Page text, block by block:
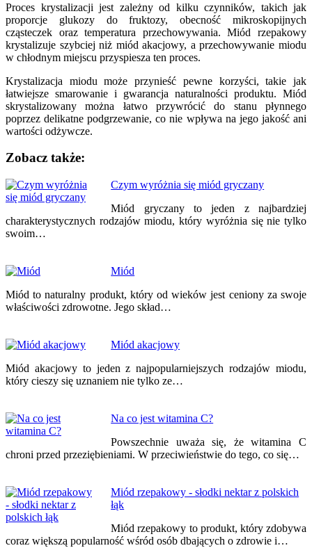
Proces krystalizacji jest zależny od kilku czynników, takich jak
proporcje glukozy do fruktozy, obecność mikroskopijnych
cząsteczek oraz temperatura przechowywania. Miód rzepakowy
krystalizuje szybciej niż miód akacjowy, a przechowywanie miodu
w chłodnym miejscu przyspiesza ten proces.
Krystalizacja miodu może przynieść pewne korzyści, takie jak
łatwiejsze smarowanie i gwarancja naturalności produktu. Miód
skrystalizowany można łatwo przywrócić do stanu płynnego
poprzez delikatne podgrzewanie, co nie wpływa na jego jakość ani
wartości odżywcze.
Zobacz także:
Czym wyróżnia się miód gryczany
Miód gryczany to jeden z najbardziej
charakterystycznych rodzajów miodu, który wyróżnia się nie tylko
swoim…
Miód
Miód to naturalny produkt, który od wieków jest ceniony za swoje
właściwości zdrowotne. Jego skład…
Miód akacjowy
Miód akacjowy to jeden z najpopularniejszych rodzajów miodu,
który cieszy się uznaniem nie tylko ze…
Na co jest witamina C?
Powszechnie uważa się, że witamina C
chroni przed przeziębieniami. W przeciwieństwie do tego, co się…
Miód rzepakowy - słodki nektar z polskich
łąk
Miód rzepakowy to produkt, który zdobywa
coraz większą popularność wśród osób dbających o zdrowie i…
Nawigacja
wpisu